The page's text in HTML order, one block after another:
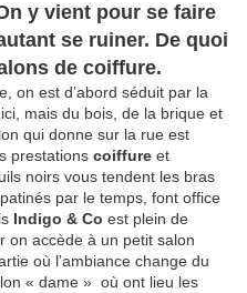
y vient pour se faire
se ruiner. De quoi
de coiffure.
on est d’abord séduit par la
mais du bois, de la brique et
qui donne sur la rue est
prestations coiffure et
noirs vous tendent les bras
par le temps, font office
Indigo & Co est plein de
on accède à un petit salon
où l’ambiance change du
« dame » où ont lieu les